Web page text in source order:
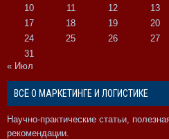
10
11 12 13
17
18 19 20
24
25 26 27
31
« Июл
ВСЁ О МАРКЕТИНГЕ И ЛОГИСТИКЕ
Научно-практические статьи,
рекомендации.